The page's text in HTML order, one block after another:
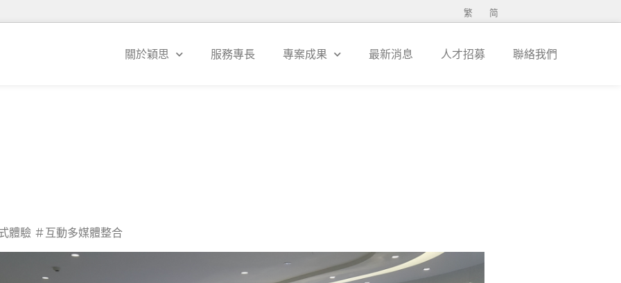
繁 简
關於穎思 服務專長 專案成果 最新消息 人才招募 聯絡我們
體驗 ＃互動多媒體整合